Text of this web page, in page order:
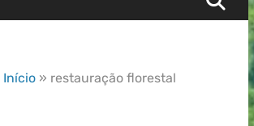
Início» restauração florestal